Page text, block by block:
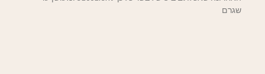
שגרם